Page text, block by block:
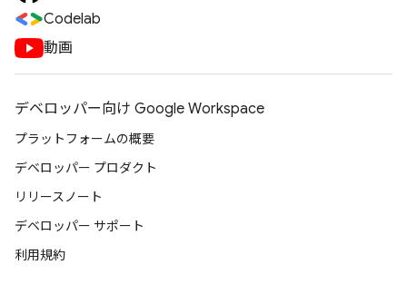
Codelab
動画
デベロッパー向け Google Workspace
プラットフォームの概要
デベロッパー プロダクト
リリースノート
デベロッパー サポート
利用規約